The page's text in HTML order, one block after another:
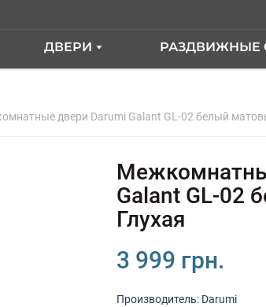
ДВЕРИ
МЕЖКОМНАТНЫЕ ДВЕРИ
РАЗДВИЖНЫЕ
двери Darumi Galant GL-02 белый
Galant GL-02
Глухая
3 999 грн.
Производитель: Darumi